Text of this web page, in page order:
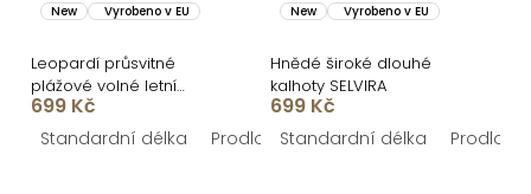
New Vyrobeno v EU
Leopardí průsvitné
plážové volné letní
kalhoty AZURE
699 Kč
Standardní délka Prodloužená délka
New Vyrobeno v EU
Hnědé široké dlouhé
kalhoty SELVIRA
699 Kč
Standardní délka